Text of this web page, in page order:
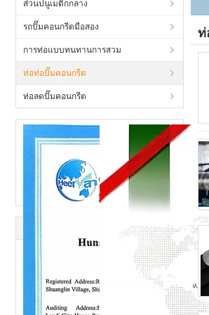
ส่วนปนูเมติกกลาง
รถปั๊มคอนกรีตมือสอง
การท่อแบบทนทานการสวม
ท่อท่อปั๊มคอนกรีต
ท่อลดปั๊มคอนกรีต
ท่